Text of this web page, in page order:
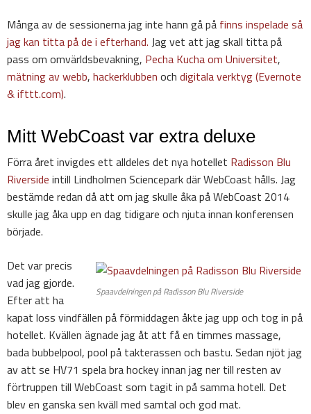
Många av de sessionerna jag inte hann gå på finns inspelade så
jag kan titta på de i efterhand. Jag vet att jag skall titta på
pass om omvärldsbevakning, Pecha Kucha om Universitet,
mätning av webb, hackerklubben och digitala verktyg (Evernote
& ifttt.com).
Mitt WebCoast var extra deluxe
Förra året invigdes ett alldeles det nya hotellet Radisson Blu
Riverside intill Lindholmen Sciencepark där WebCoast hålls. Jag
bestämde redan då att om jag skulle åka på WebCoast 2014
skulle jag åka upp en dag tidigare och njuta innan konferensen
började.
Spaavdelningen på Radisson Blu Riverside
Det var precis
vad jag gjorde.
Efter att ha
kapat loss vindfällen på förmiddagen åkte jag upp och tog in på
hotellet. Kvällen ägnade jag åt att få en timmes massage,
bada bubbelpool, pool på takterassen och bastu. Sedan njöt jag
av att se HV71 spela bra hockey innan jag ner till resten av
förtruppen till WebCoast som tagit in på samma hotell. Det
blev en ganska sen kväll med samtal och god mat.